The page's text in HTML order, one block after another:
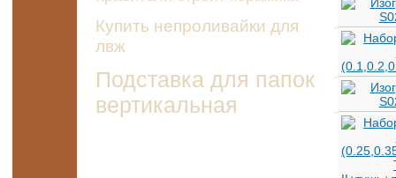
Купить непроливайки для
лвж
Подставка для папок
вертикальная